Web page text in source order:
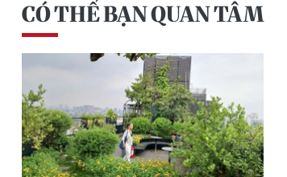
CÓ THỂ BẠN QUAN TÂM